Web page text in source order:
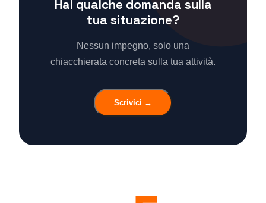
Hai qualche domanda sulla
tua situazione?
Nessun impegno, solo una
chiacchierata concreta sulla tua attività.
Scrivici →